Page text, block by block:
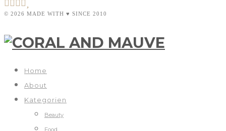
© 2026 MADE WITH ♥ SINCE 2010
Home
About
Kategorien
Beauty